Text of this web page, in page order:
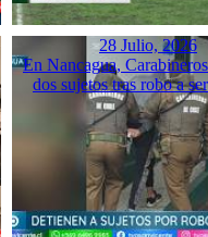
28 Julio, 2026
En Nancagua,
dos sujetos tras robo a